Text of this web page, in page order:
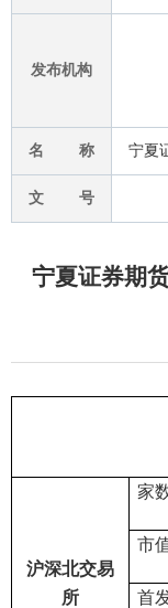
发布机构
名 称 宁夏
文 号
宁夏证券期
沪深北交易
所
家
市
首